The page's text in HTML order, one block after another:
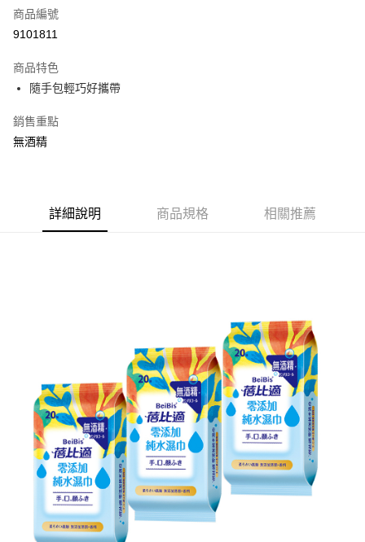
超商取貨付款
Apple Pay
街口支付
悠遊付
AFTEE先享後付
【「AFTEE先享後付」結帳流程】
１．於結帳方式選擇「AFTEE先享後付」後，將跳轉至「AFTEE先享後付」
結帳頁面，進行簡訊認證並確認金額後，即可完成結帳。
２．訂單成立數日內，您將收到繳費通知簡訊。
３．收到繳費通知簡訊後14天內，點擊此簡訊中的連結，可透過四大超商／
ATM／網路銀行／等多元方式進行付款，方視為交易完成。
※ 請注意：結帳手續完成當下不需立刻繳費，但若您需要取消訂單，請聯絡
購買商品的店家。未經商家同意取消之訂單仍視為有效，需透過AFTEE先享
後付繳納相關費用。
※ 交易是否成功請以「AFTEE先享後付 」之結帳頁面顯示為準，若有關於
是否繳費成功／繳費後需取消欲退款等相關疑問，請聯繫「AFTEE先享後付
客戶支援中心」https://netprotections.freshdesk.com/support/home
【注意事項】
每筆NT$60，滿NT$599(含以上)免運費
每筆NT$60，滿NT$599(含以上)免運費
7-11取貨付款
每筆NT$60，滿NT$599(含以上)免運費
付款後7-11取貨
每筆NT$60，滿NT$599(含以上)免運費
商品編號
9101811
商品特色
隨手包輕巧好攜帶
銷售重點
無酒精
詳細說明 商品規格 相關推薦